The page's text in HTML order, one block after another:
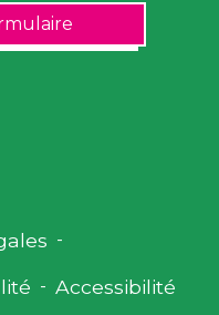
-
- Accessibilité